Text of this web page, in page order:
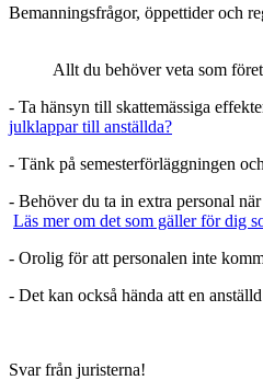
Bemanningsfrågor, öppettider och
Allt du behöver veta som
- Ta hänsyn till skattemässiga
julklappar till anställda?
- Tänk på semesterförläggningen
- Behöver du ta in extra personal
Läs mer om det som gäller för dig
- Orolig för att personalen inte
- Det kan också hända att en
Svar från juristerna!